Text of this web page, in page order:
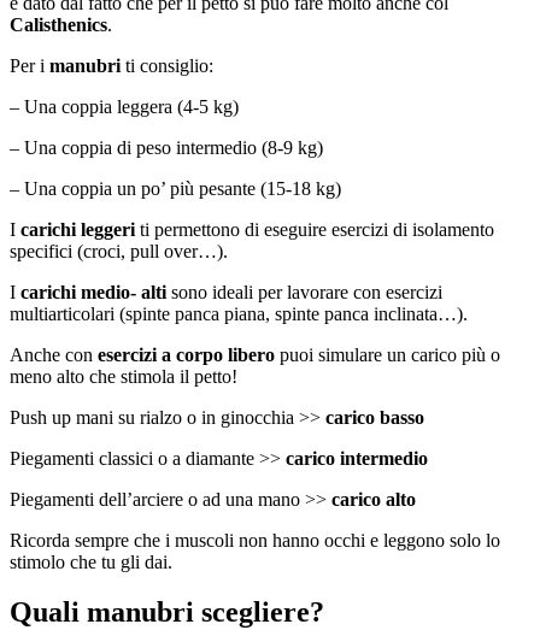
Calisthenics.
Per i manubri ti consiglio:
– Una coppia leggera (4-5 kg)
– Una coppia di peso intermedio (8-9 kg)
– Una coppia un po’ più pesante (15-18 kg)
I carichi leggeri ti permettono di eseguire esercizi di isolamento
specifici (croci, pull over…).
I carichi medio- alti sono ideali per lavorare con esercizi
multiarticolari (spinte panca piana, spinte panca inclinata…).
Anche con esercizi a corpo libero puoi simulare un carico più o
meno alto che stimola il petto!
Push up mani su rialzo o in ginocchia >> carico basso
Piegamenti classici o a diamante >> carico intermedio
Piegamenti dell’arciere o ad una mano >> carico alto
Ricorda sempre che i muscoli non hanno occhi e leggono solo lo
stimolo che tu gli dai.
Quali manubri scegliere?